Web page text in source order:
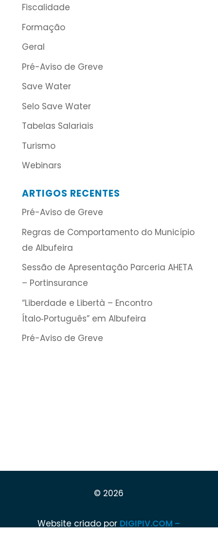
Fiscalidade
Formação
Geral
Pré-Aviso de Greve
Save Water
Selo Save Water
Tabelas Salariais
Turismo
Webinars
ARTIGOS RECENTES
Pré-Aviso de Greve
Regras de Comportamento do Município
de Albufeira
Sessão de Apresentação Parceria AHETA
– Portinsurance
“Liberdade e Libertà – Encontro
Ítalo‑Português” em Albufeira
Pré-Aviso de Greve
© 2026
Website criado por DIGIPIV.COM –